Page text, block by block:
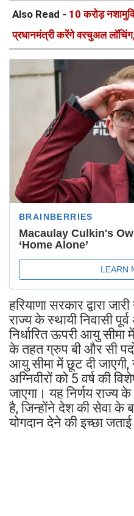
Also Read - 10 करोड़
प्रधानमंत्री करेंगे वरचुअल
रूबरू
हरियाणा सरकार द्वारा
राज्य के स्थायी निवासी पूर्व
निर्धारित ऊपरी आयु सीमा
के तहत ग्रुप बी और सी पदों
आयु सीमा में छूट दी
अग्निवीरों को 5 वर्ष की
जाएगा। यह निर्णय राज्य
है, जिन्होंने देश की सेवा के
योगदान देने की इच्छा